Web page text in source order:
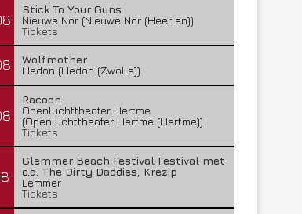
Stick To Your Guns
Nieuwe Nor (Nieuwe Nor (Heerlen))
Tickets
Wolfmother
Hedon (Hedon (Zwolle))
Racoon
Openluchttheater Hertme
(Openluchttheater Hertme (Hertme))
Tickets
Glemmer Beach Festival Festival met
o.a. The Dirty Daddies, Krezip
Lemmer
Tickets